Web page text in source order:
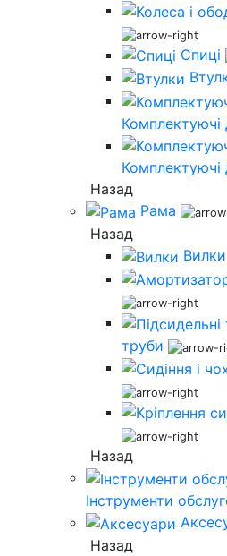
Спиці
Комплектуючі
Комплектуючі
Назад
Рама
Назад
Вилки
труби
Назад
Інструменти
Назад